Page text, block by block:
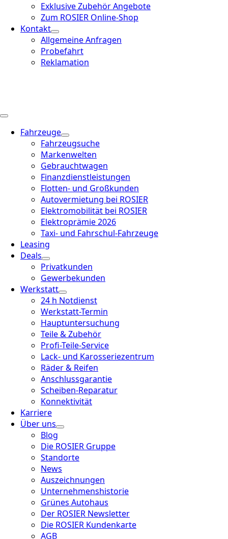
Exklusive Zubehör Angebote
Zum ROSIER Online-Shop
Kontakt
Allgemeine Anfragen
Probefahrt
Reklamation
Fahrzeuge
Fahrzeugsuche
Markenwelten
Gebrauchtwagen
Finanzdienstleistungen
Flotten- und Großkunden
Autovermietung bei ROSIER
Elektromobilität bei ROSIER
Elektroprämie 2026
Taxi- und Fahrschul-Fahrzeuge
Leasing
Deals
Privatkunden
Gewerbekunden
Werkstatt
24 h Notdienst
Werkstatt-Termin
Hauptuntersuchung
Teile & Zubehör
Profi-Teile-Service
Lack- und Karosseriezentrum
Räder & Reifen
Anschlussgarantie
Scheiben-Reparatur
Konnektivität
Karriere
Über uns
Blog
Die ROSIER Gruppe
Standorte
News
Auszeichnungen
Unternehmenshistorie
Grünes Autohaus
Der ROSIER Newsletter
Die ROSIER Kundenkarte
AGB